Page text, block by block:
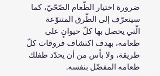
ضرورة اختيار الطّعام الصّحّيّ، كما
سيتعرّف إلى الطّرق المتنوّعة
الّتي يحصل بها كلّ حيوانٍ على
طعامه، بهدف اكتشاف فروقات كلّ
طريقة، ولا بأس من أن يحدّد طفلك
طعامه المفضّل بنفسه.